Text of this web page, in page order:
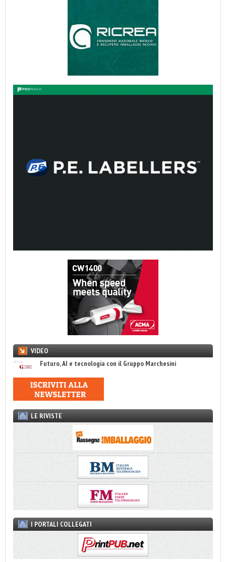
VIDEO
Futuro, AI e tecnologia con il Gruppo Marchesini
LE RIVISTE
I PORTALI COLLEGATI